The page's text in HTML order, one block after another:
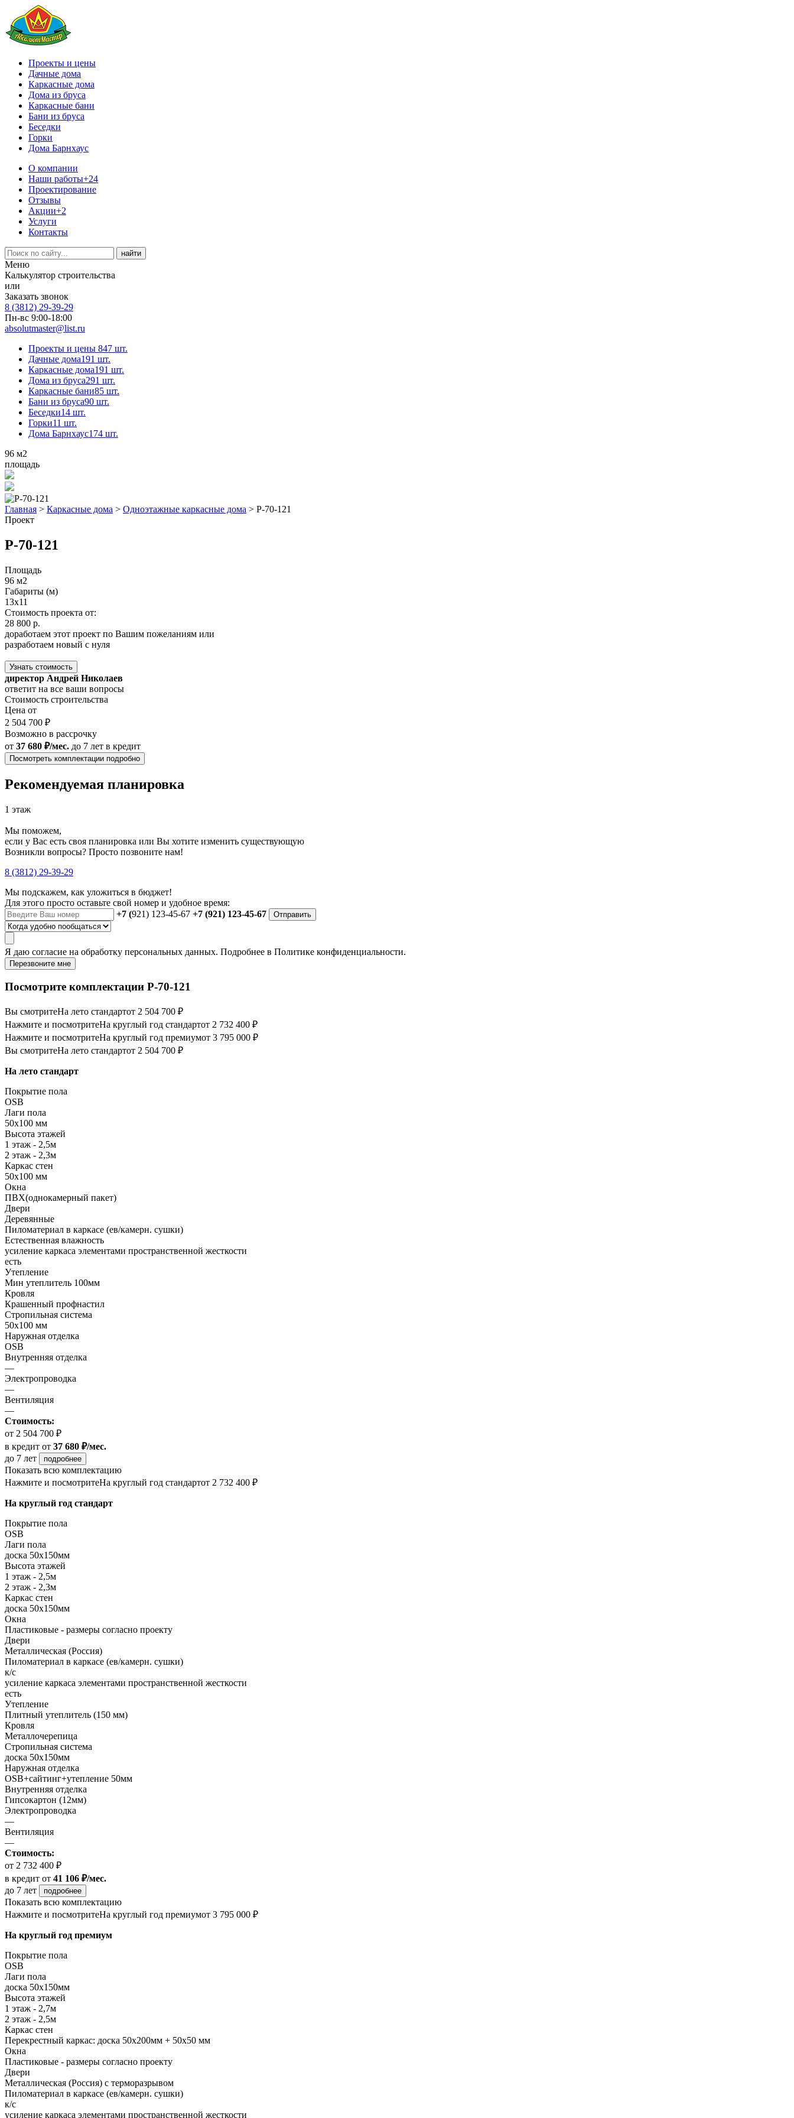
Проекты и цены
Дачные дома
Каркасные дома
Дома из бруса
Каркасные бани
Бани из бруса
Беседки
Горки
Дома Барнхаус
О компании
Наши работы+24
Проектирование
Отзывы
Акции+2
Услуги
Контакты
Меню
Калькулятор строительства
или
Заказать звонок
8 (3812) 29-39-29
Пн-вс 9:00-18:00
absolutmaster@list.ru
Проекты и цены 847 шт.
Дачные дома191 шт.
Каркасные дома191 шт.
Дома из бруса291 шт.
Каркасные бани85 шт.
Бани из бруса90 шт.
Беседки14 шт.
Горки11 шт.
Дома Барнхаус174 шт.
96 м2
площадь
Главная > Каркасные дома > Одноэтажные каркасные дома > Р-70-121
Проект
Р-70-121
Площадь
96 м2
Габариты (м)
13x11
Стоимость проекта от:
28 800 р.
доработаем этот проект по Вашим пожеланиям или
разработаем новый с нуля
Узнать стоимость
директор Андрей Николаев
ответит на все ваши вопросы
Стоимость строительства
Цена от
2 504 700 ₽
Возможно в рассрочку
от 37 680 ₽/мес. до 7 лет в кредит
Посмотреть комплектации подробно
Рекомендуемая планировка
1 этаж
Мы поможем,
если у Вас есть своя планировка или Вы хотите изменить существующую
Возникли вопросы? Просто позвоните нам!
8 (3812) 29-39-29
Мы подскажем, как уложиться в бюджет!
Для этого просто оставьте свой номер и удобное время:
+7 (921) 123-45-67 +7 (921) 123-45-67 Отправить
Я даю согласие на обработку персональных данных. Подробнее в Политике конфиденциальности.
Перезвоните мне
Посмотрите комплектации Р-70-121
Вы смотритеНа лето стандартот 2 504 700 ₽
Нажмите и посмотритеНа круглый год стандартот 2 732 400 ₽
Нажмите и посмотритеНа круглый год премиумот 3 795 000 ₽
Вы смотритеНа лето стандартот 2 504 700 ₽
На лето стандарт
Покрытие пола
OSB
Лаги пола
50х100 мм
Высота этажей
1 этаж - 2,5м
2 этаж - 2,3м
Каркас стен
50х100 мм
Окна
ПВХ(однокамерный пакет)
Двери
Деревянные
Пиломатериал в каркасе (ев/камерн. сушки)
Естественная влажность
усиление каркаса элементами пространственной жесткости
есть
Утепление
Мин утеплитель 100мм
Кровля
Крашенный профнастил
Стропильная система
50х100 мм
Наружная отделка
OSB
Внутренняя отделка
—
Электропроводка
—
Вентиляция
—
Стоимость:
от 2 504 700 ₽
в кредит от 37 680 ₽/мес.
до 7 лет
подробнее
Показать всю комплектацию
Нажмите и посмотритеНа круглый год стандартот 2 732 400 ₽
На круглый год стандарт
Покрытие пола
ОSB
Лаги пола
доска 50х150мм
Высота этажей
1 этаж - 2,5м
2 этаж - 2,3м
Каркас стен
доска 50х150мм
Окна
Пластиковые - размеры согласно проекту
Двери
Металлическая (Россия)
Пиломатериал в каркасе (ев/камерн. сушки)
к/с
усиление каркаса элементами пространственной жесткости
есть
Утепление
Плитный утеплитель (150 мм)
Кровля
Металлочерепица
Стропильная система
доска 50х150мм
Наружная отделка
OSB+сайтинг+утепление 50мм
Внутренняя отделка
Гипсокартон (12мм)
Электропроводка
—
Вентиляция
—
Стоимость:
от 2 732 400 ₽
в кредит от 41 106 ₽/мес.
до 7 лет
подробнее
Показать всю комплектацию
Нажмите и посмотритеНа круглый год премиумот 3 795 000 ₽
На круглый год премиум
Покрытие пола
ОSB
Лаги пола
доска 50х150мм
Высота этажей
1 этаж - 2,7м
2 этаж - 2,5м
Каркас стен
Перекрестный каркас: доска 50х200мм + 50х50 мм
Окна
Пластиковые - размеры согласно проекту
Двери
Металлическая (Россия) с терморазрывом
Пиломатериал в каркасе (ев/камерн. сушки)
к/с
усиление каркаса элементами пространственной жесткости